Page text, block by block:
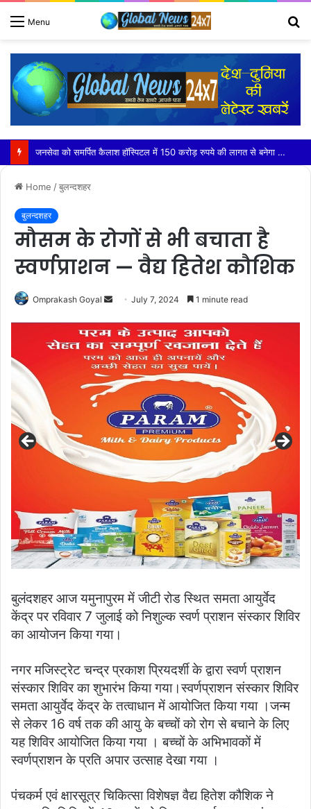
Menu
भजन संध्या में बही भक्ति रस की अमृत धारा ,भावविभोर होकर झूम उठे श्रृद्धालु
Home /बुलन्दशहर
बुलन्दशहर
मौसम के रोगों से भी बचाता है
स्वर्णप्राशन — वैद्य हितेश कौशिक
Omprakash Goyal
Send
email
July 7, 2024 1 minute read
बुलंदशहर आज यमुनापुरम में जीटी रोड स्थित समता आयुर्वेद
केंद्र पर रविवार 7 जुलाई को निशुल्क स्वर्ण प्राशन संस्कार शिविर
का आयोजन किया गया।
नगर मजिस्ट्रेट चन्द्र प्रकाश प्रियदर्शी के द्वारा स्वर्ण प्राशन
संस्कार शिविर का शुभारंभ किया गया।स्वर्णप्राशन संस्कार शिविर
समता आयुर्वेद केंद्र के तत्वाधान में आयोजित किया गया ।जन्म
से लेकर 16 वर्ष तक की आयु के बच्चों को रोग से बचाने के लिए
यह शिविर आयोजित किया गया । बच्चों के अभिभावकों में
स्वर्णप्राशन के प्रति अपार उत्साह देखा गया ।
पंचकर्म एवं क्षारसूत्र चिकित्सा विशेषज्ञ वैद्य हितेश कौशिक ने